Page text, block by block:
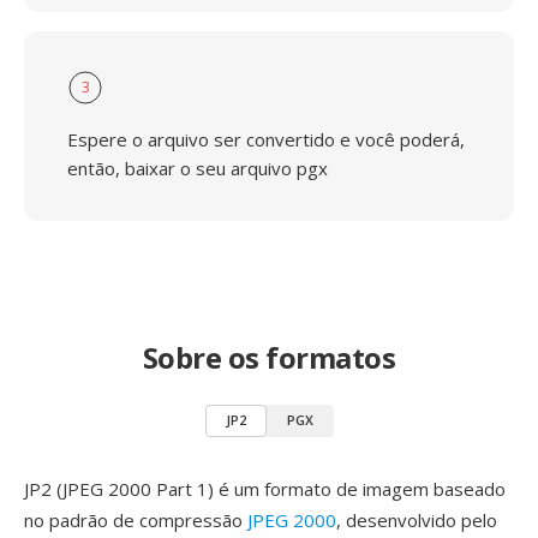
3
Espere o arquivo ser convertido e você poderá,
então, baixar o seu arquivo pgx
Sobre os formatos
JP2 PGX
JP2 (JPEG 2000 Part 1) é um formato de imagem baseado
no padrão de compressão JPEG 2000, desenvolvido pelo